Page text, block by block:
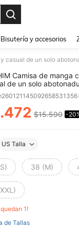
Bisutería y accesorios
casual de un solo
Camisa de manga
de un solo
AND
$15.590 -
US Talla
38 (M)
quedan 1!
de Tallas